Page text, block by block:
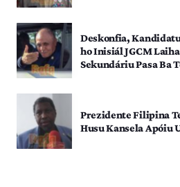
Deskonfia,
ho Inisiál JGCM
Sekundáriu Pasa Ba
Prezidente Filipina
Husu Kansela Apóiu